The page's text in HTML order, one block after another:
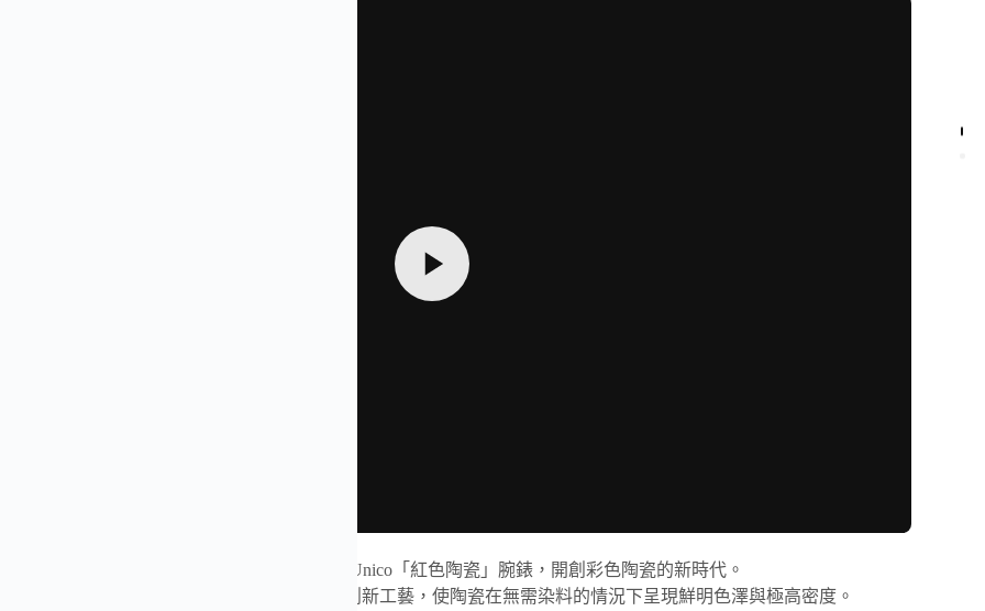
Unico「紅色陶瓷」腕錶，開創彩色陶瓷的新時代。
潛心研發，BBF 成功實現高壓與高熱結合的創新工藝，使陶瓷在無需染料的情況下呈現鮮明色澤與極高密度。